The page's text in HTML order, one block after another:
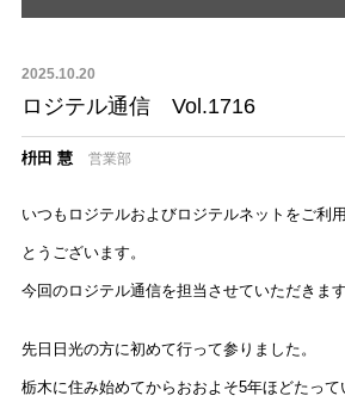
2025.10.20
ロジテル通信 Vol.1716
枡田 慧 営業部
いつもロジテルおよびロジテルネットをご利
とうございます。
今回のロジテル通信を担当させていただきま
先日日光の方に初めて行って参りました。
栃木に住み始めてからおおよそ5年ほどたって